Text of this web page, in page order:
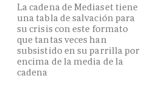
La cadena de Mediaset tiene
una tabla de salvación para
su crisis con este formato
que tantas veces han
subsistido en su parrilla por
encima de la media de la
cadena